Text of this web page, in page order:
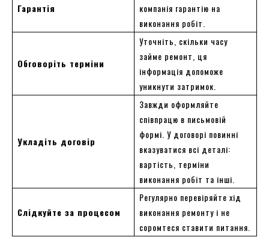
Гарантія
компанія гарантію на
виконання робіт.
Обговоріть терміни
Уточніть, скільки часу
займе ремонт, ця
інформація допоможе
уникнути затримок.
Укладіть договір
Завжди оформляйте
співпрацю в письмовій
формі. У договорі повинні
вказуватися всі деталі:
вартість, терміни
виконання робіт та інші.
Слідкуйте за процесом
Регулярно перевіряйте хід
виконання ремонту і не
соромтеся ставити питання.